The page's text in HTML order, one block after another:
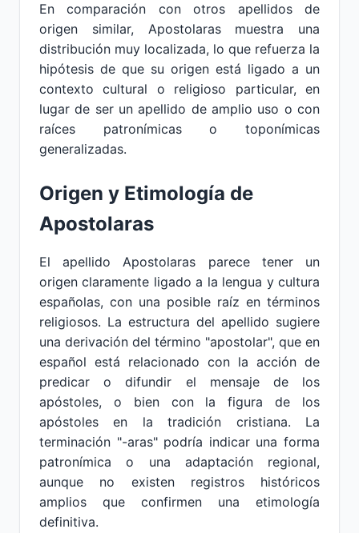
En comparación con otros apellidos de
origen similar, Apostolaras muestra una
distribución muy localizada, lo que refuerza la
hipótesis de que su origen está ligado a un
contexto cultural o religioso particular, en
lugar de ser un apellido de amplio uso o con
raíces patronímicas o toponímicas
generalizadas.
Origen y Etimología de
Apostolaras
El apellido Apostolaras parece tener un
origen claramente ligado a la lengua y cultura
españolas, con una posible raíz en términos
religiosos. La estructura del apellido sugiere
una derivación del término "apostolar", que en
español está relacionado con la acción de
predicar o difundir el mensaje de los
apóstoles, o bien con la figura de los
apóstoles en la tradición cristiana. La
terminación "-aras" podría indicar una forma
patronímica o una adaptación regional,
aunque no existen registros históricos
amplios que confirmen una etimología
definitiva.